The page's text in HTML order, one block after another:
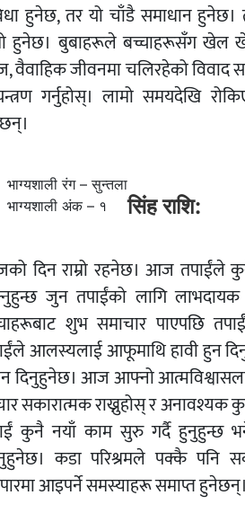
हुनेछ, तर यो चाँडै समाधान हुनेछ।
हुनेछ। बुबाहरूले बच्चाहरूसँग खेल
वैवाहिक जीवनमा चलिरहेको
गर्नुहोस्। लामो समयदेखि
भाग्यशाली रंग – सुन्तला
भाग्यशाली अंक – १
सिंह राशि:
दिन राम्रो रहनेछ। आज तपाईंले
जुन तपाईंको लागि
शुभ समाचार पाएपछि
आलस्यलाई आफूमाथि हावी हुन
दिनुहुनेछ। आज आफ्नो
सकारात्मक राख्नुहोस् र अनावश्यक
कुनै नयाँ काम सुरु गर्दै हुनुहुन्छ
कडा परिश्रमले पक्कै पनि
आइपर्ने समस्याहरू समाप्त हुनेछन्।